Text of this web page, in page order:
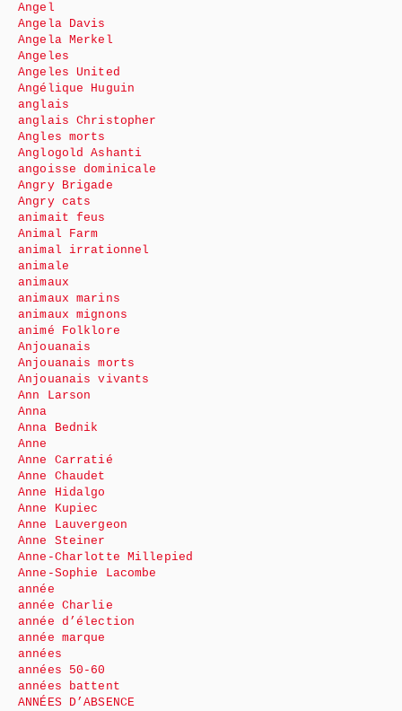
Angel
Angela Davis
Angela Merkel
Angeles
Angeles United
Angélique Huguin
anglais
anglais Christopher
Angles morts
Anglogold Ashanti
angoisse dominicale
Angry Brigade
Angry cats
animait feus
Animal Farm
animal irrationnel
animale
animaux
animaux marins
animaux mignons
animé Folklore
Anjouanais
Anjouanais morts
Anjouanais vivants
Ann Larson
Anna
Anna Bednik
Anne
Anne Carratié
Anne Chaudet
Anne Hidalgo
Anne Kupiec
Anne Lauvergeon
Anne Steiner
Anne-Charlotte Millepied
Anne-Sophie Lacombe
année
année Charlie
année d’élection
année marque
années
années 50-60
années battent
ANNÉES D’ABSENCE